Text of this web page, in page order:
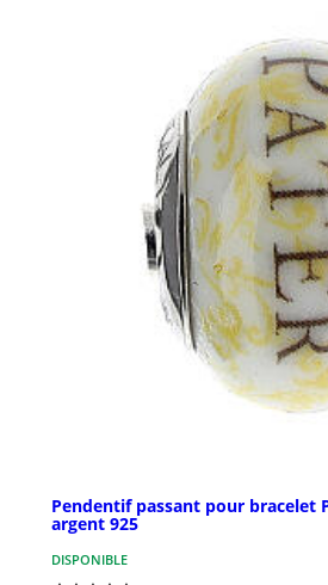
Pendentif passant pour bracelet
argent 925
DISPONIBLE